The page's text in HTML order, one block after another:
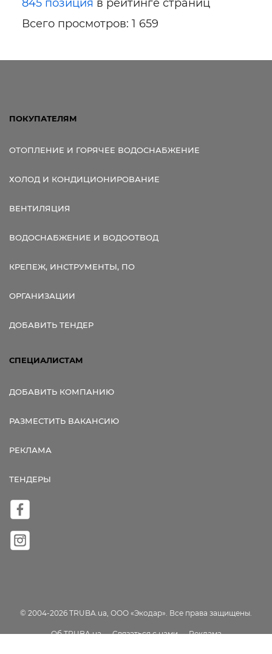
845 позиция в рейтинге страниц
Всего просмотров: 1 659
ПОКУПАТЕЛЯМ
ОТОПЛЕНИЕ И ГОРЯЧЕЕ ВОДОСНАБЖЕНИЕ
ХОЛОД И КОНДИЦИОНИРОВАНИЕ
ВЕНТИЛЯЦИЯ
ВОДОСНАБЖЕНИЕ И ВОДООТВОД
КРЕПЕЖ, ИНСТРУМЕНТЫ, ПО
ОРГАНИЗАЦИИ
ДОБАВИТЬ ТЕНДЕР
СПЕЦИАЛИСТАМ
ДОБАВИТЬ КОМПАНИЮ
РАЗМЕСТИТЬ ВАКАНСИЮ
РЕКЛАМА
ТЕНДЕРЫ
© 2004-2026 TRUBA.ua, ООО «Экодар». Все права защищены.
Об TRUBA.ua Связаться с нами Реклама